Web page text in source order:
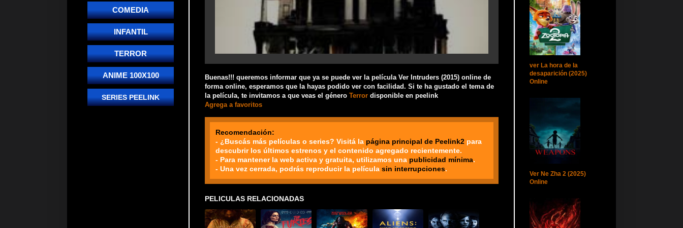
Buenas!!! queremos informar que ya se puede ver la película Ver Intruders (2015) online de
forma online, esperamos que la hayas podido ver con facilidad. Si te ha gustado el tema de
la película, te invitamos a que veas el género Terror disponible en peelink
Agrega a favoritos
Recomendación:
- ¿Buscás más películas o series? Visitá la página principal de Peelink2 para
descubrir los últimos estrenos y el contenido agregado recientemente.
- Para mantener la web activa y gratuita, utilizamos una publicidad mínima.
- Una vez cerrada, podrás reproducir la película sin interrupciones.
PELICULAS RELACIONADAS
COMEDIA
INFANTIL
TERROR
ANIME 100X100
SERIES PEELINK
ver La hora de la
desaparición (2025)
Online
Ver Ne Zha 2 (2025)
Online